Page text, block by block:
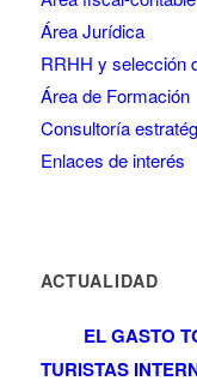
Área Jurídica
RRHH y selección
Área de Formación
Consultoría
Enlaces de interés
ACTUALIDAD
EL GASTO
TURISTAS